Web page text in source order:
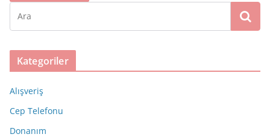
Kategoriler
Alışveriş
Cep Telefonu
Donanım